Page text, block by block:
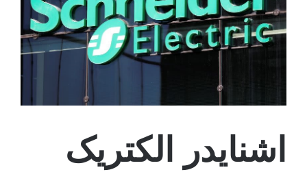
اشنایدر الکتریک